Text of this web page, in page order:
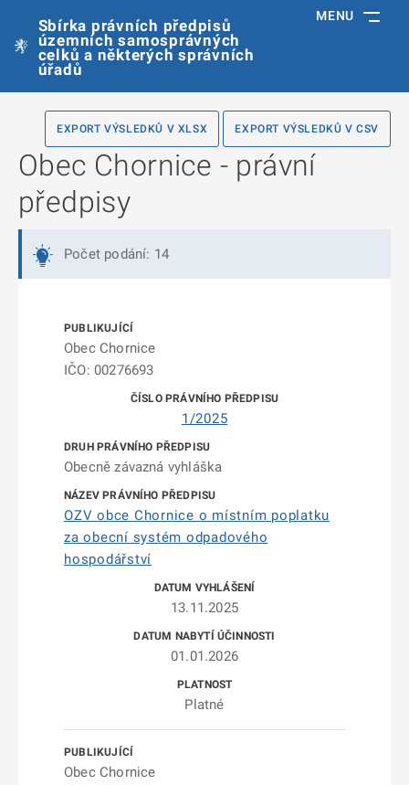
Sbírka právních předpisů
územních samosprávných
celků a některých správních
úřadů
MENU
EXPORT VÝSLEDKŮ V XLSX EXPORT VÝSLEDKŮ V CSV
Obec Chornice - právní
předpisy
Počet podání: 14
Obec Chornice
IČO: 00276693
1/2025
Obecně závazná vyhláška
OZV obce Chornice o místním poplatku
za obecní systém odpadového
hospodářství
13.11.2025
01.01.2026
Platné
Obec Chornice